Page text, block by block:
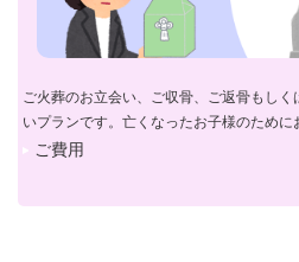
ご火葬のお立会い、ご収骨、ご返骨もし
いプランです。亡くなったお子様のために
ご費用